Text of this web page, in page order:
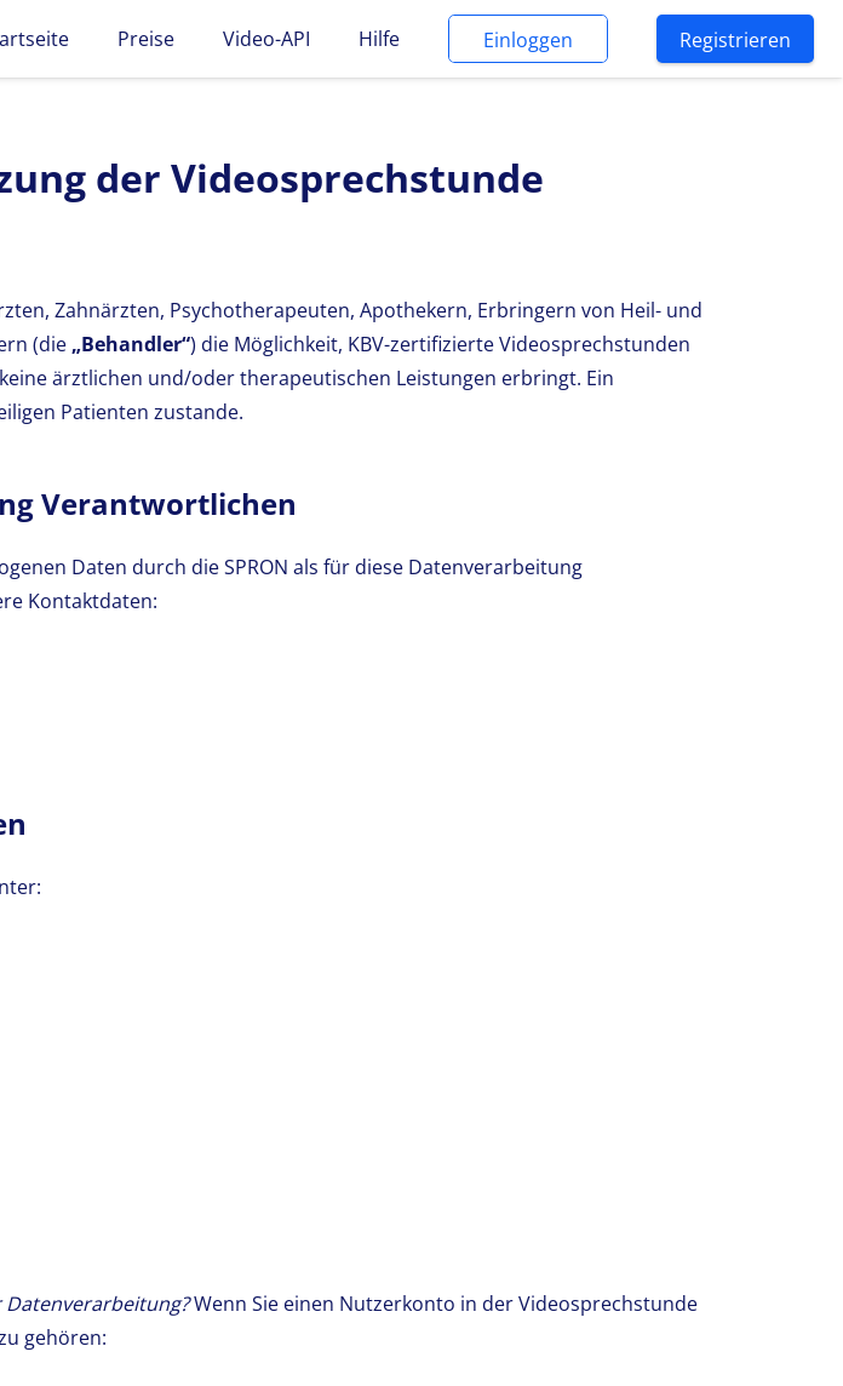
Preise Video-API Hilfe Einloggen Registrieren
der Videosprechstunde
Zahnärzten, Psychotherapeuten, Apothekern, Erbringern von Heil- und
(die „Behandler“) die Möglichkeit, KBV-zertifizierte Videosprechstunden
ärztlichen und/oder therapeutischen Leistungen erbringt. Ein
Patienten zustande.
Verantwortlichen
Daten durch die SPRON als für diese Datenverarbeitung
Kontaktdaten:
Wenn Sie einen Nutzerkonto in der Videosprechstunde
gehören: